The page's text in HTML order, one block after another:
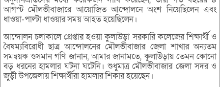
আগস্ট মৌলভীবাজারে আয়োজিত আন্দোলনে অংশ নিয়েছিলেন এবং
ধাওয়া-পাল্টা ধাওয়ার সময় আহত হয়েছিলেন।
আন্দোলন চলাকালে গ্রেপ্তার হওয়া কুলাউড়া সরকারি কলেজের শিক্ষার্থী ও
বৈষম্যবিরোধী ছাত্র আন্দোলনের মৌলভীবাজার জেলা শাখার অন্যতম
সমন্বয়ক ওসমান গণি জানান, আমার জানামতে, কুলাউড়ায় তেমন কোনো
বড় ধরনের হামলার ঘটনা ঘটেনি। শুধুমাত্র মৌলভীবাজার জেলা সদর ও
জুড়ী উপজেলায় শিক্ষার্থীরা হামলার শিকার হয়েছেন।